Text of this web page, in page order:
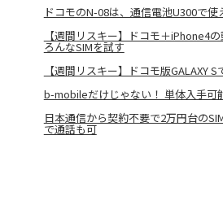
ドコモのN-08は、通信電池U300で使
【週間リスキー】ドコモ＋iPhone4
ろんなSIMを試す
【週間リスキー】ドコモ版GALAXY
b-mobileだけじゃない！ 単体入手可
日本通信から契約不要で2万円台の
で通話も可